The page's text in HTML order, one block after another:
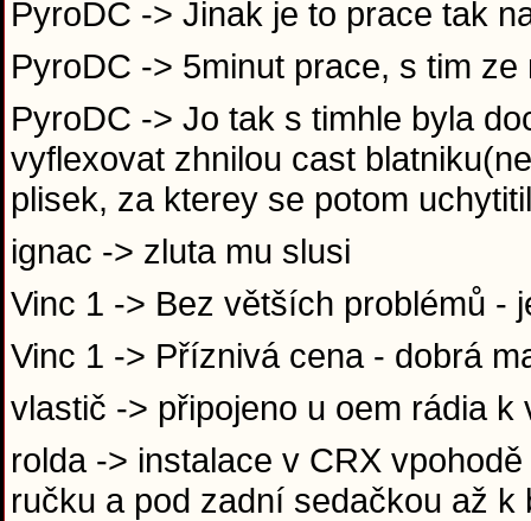
PyroDC -> Jinak je to prace tak
PyroDC -> 5minut prace, s tim
PyroDC -> Jo tak s timhle byla
vyflexovat zhnilou cast
plisek, za kterey se potom
ignac -> zluta mu slusi
Vinc 1 -> Bez větších problémů -
Vinc 1 -> Příznivá cena - dobrá
vlastič -> připojeno u oem rádia
rolda -> instalace v CRX
ručku a pod zadní sedačkou až